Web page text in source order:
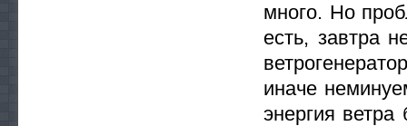
много. Но
есть, завтра
иначе
энергия